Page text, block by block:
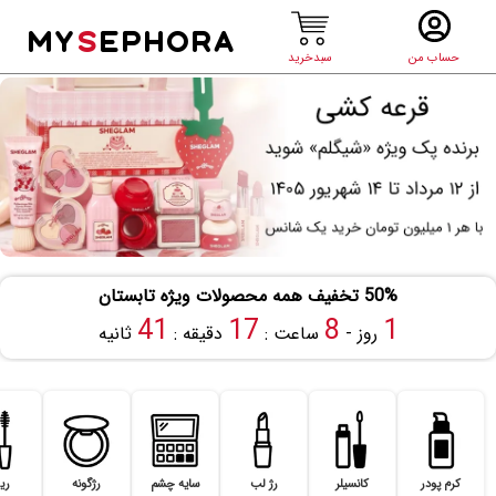
حساب من سبدخرید
MYSEPHORA
50% تخفیف همه محصولات ویژه تابستان
1 روز - 8 ساعت : 17 دقیقه : 40 ثانیه
کرم پودر کانسیلر رژ لب سایه چشم رژگونه